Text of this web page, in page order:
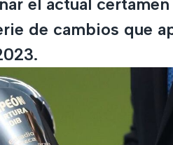
de cambios que